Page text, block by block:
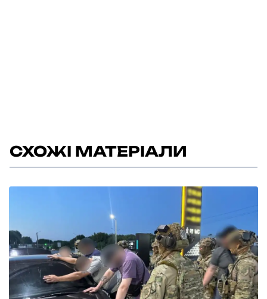
СХОЖІ МАТЕРІАЛИ